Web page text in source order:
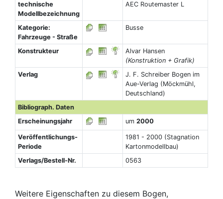
technische
Modellbezeichnung
AEC Routemaster L
Kategorie:
Fahrzeuge - Straße
Busse
Konstrukteur
Alvar Hansen
(Konstruktion + Grafik)
Verlag
J. F. Schreiber Bogen im
Aue-Verlag (Möckmühl,
Deutschland)
Bibliograph. Daten
Erscheinungsjahr
um 2000
Veröffentlichungs-
Periode
1981 - 2000 (Stagnation
Kartonmodellbau)
Verlags/Bestell-Nr.
0563
Weitere Eigenschaften zu diesem Bogen,